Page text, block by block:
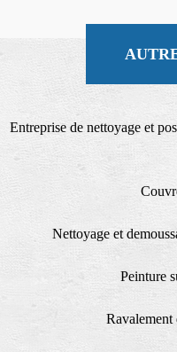
Entreprise de nettoyage et
Nettoyage et
Peinture
Ravalement